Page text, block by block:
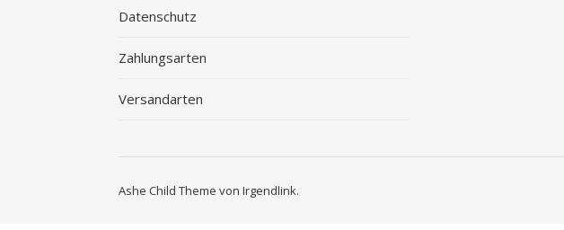
Datenschutz
Zahlungsarten
Versandarten
Ashe Child Theme von Irgendlink.